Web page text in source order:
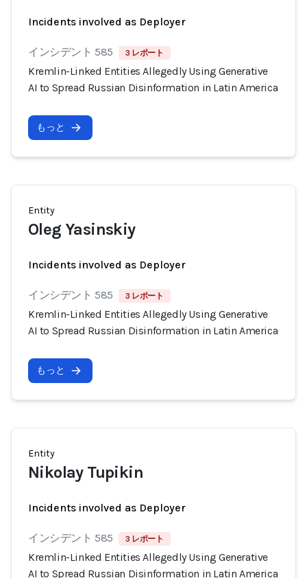
Incidents involved as Deployer
インシデント 585 3 レポート
Kremlin-Linked Entities Allegedly Using Generative
AI to Spread Russian Disinformation in Latin America
もっと
Entity
Oleg Yasinskiy
Incidents involved as Deployer
インシデント 585 3 レポート
Kremlin-Linked Entities Allegedly Using Generative
AI to Spread Russian Disinformation in Latin America
もっと
Entity
Nikolay Tupikin
Incidents involved as Deployer
インシデント 585 3 レポート
Kremlin-Linked Entities Allegedly Using Generative
AI to Spread Russian Disinformation in Latin America